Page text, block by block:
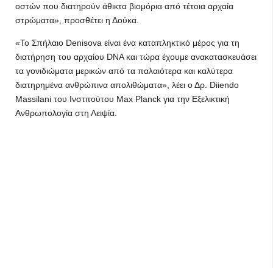
οστών που διατηρούν άθικτα βιομόρια από τέτοια αρχαία
στρώματα», προσθέτει η Δούκα.
«Το Σπήλαιο Denisova είναι ένα καταπληκτικό μέρος για τη
διατήρηση του αρχαίου DNA και τώρα έχουμε ανακατασκευάσει
τα γονιδιώματα μερικών από τα παλαιότερα και καλύτερα
διατηρημένα ανθρώπινα απολιθώματα», λέει ο Δρ. Diiendo
Massilani του Ινστιτούτου Max Planck για την Εξελικτική
Ανθρωπολογία στη Λειψία.